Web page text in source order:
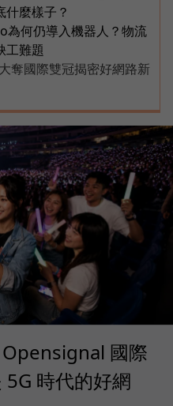
麼樣子？
何仍導入機器人？物流
工難題
奪國際雙冠揭密好網路新
國際
時代的好網